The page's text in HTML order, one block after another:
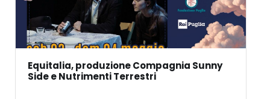
Equitalia, produzione Compagnia Sunny
Side e Nutrimenti Terrestri